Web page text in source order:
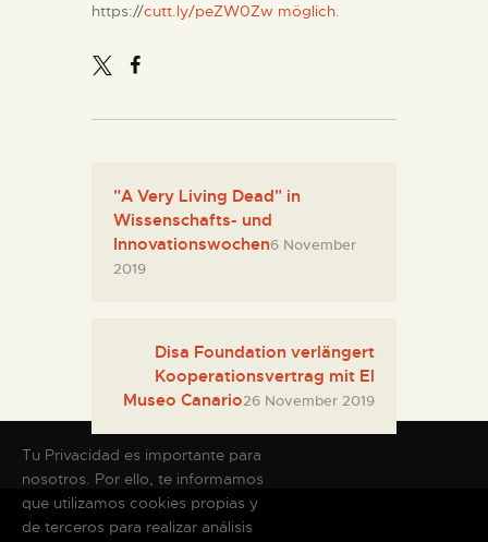
https://cutt.ly/peZW0Zw möglich.
"A Very Living Dead" in
Wissenschafts- und
Innovationswochen6 November
2019
Disa Foundation verlängert
Kooperationsvertrag mit El
Museo Canario26 November 2019
Tu Privacidad es importante para
nosotros. Por ello, te informamos
que utilizamos cookies propias y
de terceros para realizar análisis